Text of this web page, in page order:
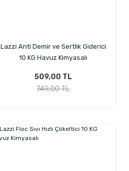
Lazzi Anti Demir ve Sertlik Giderici
10 KG Havuz Kimyasalı
509,00 TL
749,00 TL